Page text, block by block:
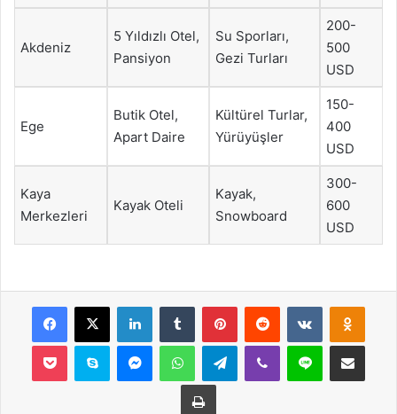
Akdeniz
5 Yıldızlı Otel,
Pansiyon
Su Sporları,
Gezi Turları
200-
500
USD
Ege
Butik Otel,
Apart Daire
Kültürel Turlar,
Yürüyüşler
150-
400
USD
Kaya
Merkezleri
Kayak Oteli
Kayak,
Snowboard
300-
600
USD
Facebook
X LinkedInTumblr PinterestReddit VKontakte
Pocket Skype MessengerWhatsAppTelegramViber Line E-Posta ile
Yazdır